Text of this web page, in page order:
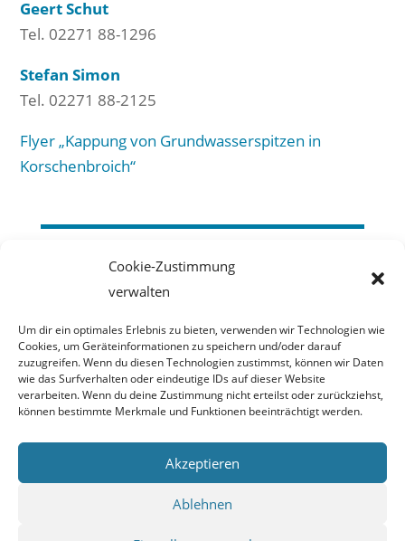
Cookie-Zustimmung
verwalten
Um dir ein optimales Erlebnis zu bieten, verwenden wir Technologien wie
Cookies, um Geräteinformationen zu speichern und/oder darauf
zuzugreifen. Wenn du diesen Technologien zustimmst, können wir Daten
wie das Surfverhalten oder eindeutige IDs auf dieser Website
verarbeiten. Wenn du deine Zustimmung nicht erteilst oder zurückziehst,
können bestimmte Merkmale und Funktionen beeinträchtigt werden.
Akzeptieren
Ablehnen
Geert Schut
Tel. 02271 88-1296
Stefan Simon
Tel. 02271 88-2125
Flyer „Kappung von Grundwasserspitzen in
Korschenbroich“
Erftverband
Am Erftverband 6
50126 Bergheim
02271 88-0
Impressum
Haftungsausschluss
Datenschutzerklärung
Barrierefreiheitserklärung